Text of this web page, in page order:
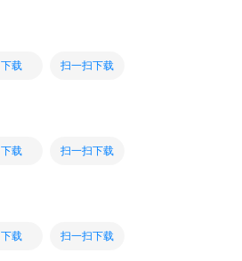
下载 扫一扫下载
下载 扫一扫下载
下载 扫一扫下载